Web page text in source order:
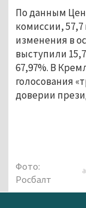
По данным
комиссии,
изменения в
выступили
67,97%. В
голосования
доверии
Фото:
Росбалт